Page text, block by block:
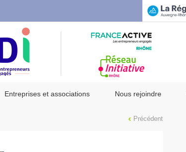
Entreprises et associations Nous rejoindre
Précédent